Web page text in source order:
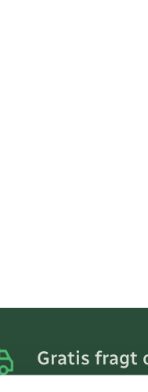
Gratis fragt